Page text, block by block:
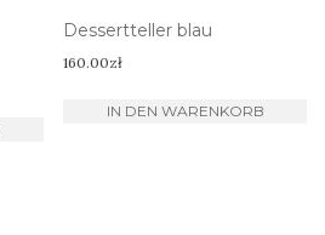
Dessertteller blau
160.00zł
IN DEN WARENKORB